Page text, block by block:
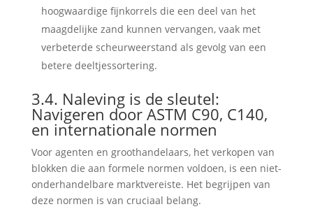
hoogwaardige fijnkorrels die een deel van het
maagdelijke zand kunnen vervangen, vaak met
verbeterde scheurweerstand als gevolg van een
betere deeltjessortering.
3.4. Naleving is de sleutel:
Navigeren door ASTM C90, C140,
en internationale normen
Voor agenten en groothandelaars, het verkopen van
blokken die aan formele normen voldoen, is een niet-
onderhandelbare marktvereiste. Het begrijpen van
deze normen is van cruciaal belang.